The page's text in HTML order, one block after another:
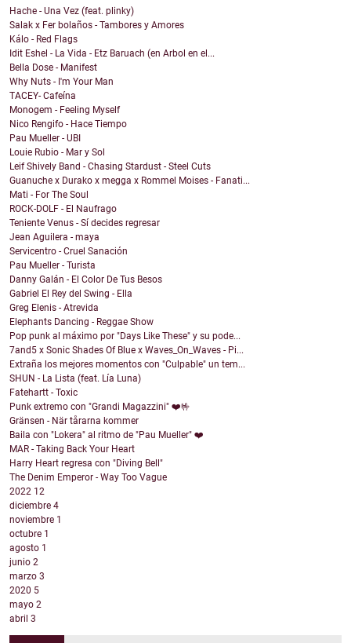
Hache - Una Vez (feat. plinky)
Salak x Fer bolaños - Tambores y Amores
Kálo - Red Flags
Idit Eshel - La Vida - Etz Baruach (en Arbol en el...
Bella Dose - Manifest
Why Nuts - I'm Your Man
TACEY- Cafeína
Monogem - Feeling Myself
Nico Rengifo - Hace Tiempo
Pau Mueller - UBI
Louie Rubio - Mar y Sol
Leif Shively Band - Chasing Stardust - Steel Cuts
Guanuche x Durako x megga x Rommel Moises - Fanati...
Mati - For The Soul
ROCK-DOLF - El Naufrago
Teniente Venus - Sí decides regresar
Jean Aguilera - maya
Servicentro - Cruel Sanación
Pau Mueller - Turista
Danny Galán - El Color De Tus Besos
Gabriel El Rey del Swing - Ella
Greg Elenis - Atrevida
Elephants Dancing - Reggae Show
Pop punk al máximo por "Days Like These" y su pode...
7and5 x Sonic Shades Of Blue x Waves_On_Waves - Pi...
Extraña los mejores momentos con "Culpable" un tem...
SHUN - La Lista (feat. Lía Luna)
Fatehartt - Toxic
Punk extremo con "Grandi Magazzini" ❤️🤟
Gränsen - När tårarna kommer
Baila con "Lokera" al ritmo de "Pau Mueller" ❤️
MAR - Taking Back Your Heart
Harry Heart regresa con "Diving Bell"
The Denim Emperor - Way Too Vague
2022 12
diciembre 4
noviembre 1
octubre 1
agosto 1
junio 2
marzo 3
2020 5
mayo 2
abril 3